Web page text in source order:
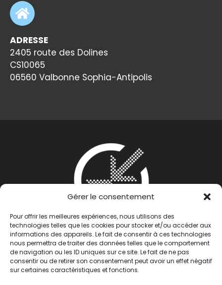
Gérer le consentement
Pour offrir les meilleures expériences, nous utilisons des
technologies telles que les cookies pour stocker et/ou accéder aux
informations des appareils. Le fait de consentir à ces technologies
nous permettra de traiter des données telles que le comportement
de navigation ou les ID uniques sur ce site. Le fait de ne pas
consentir ou de retirer son consentement peut avoir un effet négatif
sur certaines caractéristiques et fonctions.
ADRESSE
2405 route des Dolines
CS10065
06560 Valbonne Sophia-Antipolis